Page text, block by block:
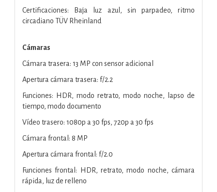
Certificaciones: Baja luz azul, sin parpadeo, ritmo
circadiano TÜV Rheinland
Cámaras
Cámara trasera: 13 MP con sensor adicional
Apertura cámara trasera: f/2.2
Funciones: HDR, modo retrato, modo noche, lapso de
tiempo, modo documento
Vídeo trasero: 1080p a 30 fps, 720p a 30 fps
Cámara frontal: 8 MP
Apertura cámara frontal: f/2.0
Funciones frontal: HDR, retrato, modo noche, cámara
rápida, luz de relleno